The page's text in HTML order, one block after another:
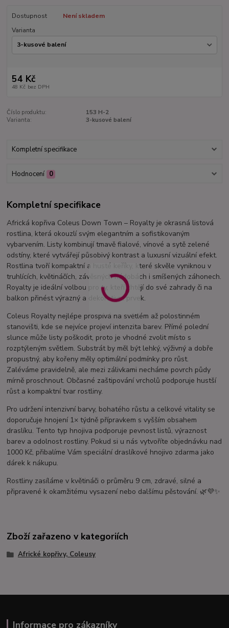
Dostupnost
Není skladem
Varianta
54 Kč
48 Kč bez DPH
Číslo produktu:
153 H-2
Varianta:
3-kusové balení
Kompletní specifikace
Hodnocení 0
Kompletní specifikace
Africká kopřiva Coleus Down Town – Royalty je okrasná listová
rostlina, která okouzlí svým elegantním a sofistikovaným
vybarvením. Listy kombinují tmavě fialové, vínové a sytě zelené
odstíny, které vytvářejí působivý kontrast a luxusní vizuální efekt.
Rostlina tvoří kompaktní a husté keříky, které skvěle vyniknou v
truhlících, květináčích, závěsných nádobách i smíšených záhonech.
Royalty je ideální volbou pro ty, kteří chtějí do své zahrady či na
balkon přinést výrazný a dekorativní prvek.
Coleus Royalty nejlépe prospívá na světlém až polostinném
stanovišti, kde se nejvíce projeví intenzita barev. Přímé polední
slunce může listy poškodit, proto je vhodné zvolit místo s
rozptýleným světlem. Substrát by měl být lehký, výživný a dobře
propustný, aby kořeny měly optimální podmínky pro růst.
Zaléváme pravidelně, ale mezi zálivkami necháme povrch půdy
mírně proschnout. Občasné zaštipování vrcholů podporuje hustší
růst a kompaktní tvar rostliny.
Pro udržení intenzivní barvy, bohatého růstu a celkové vitality se
doporučuje hnojení 1× týdně přípravkem s vyšším obsahem
draslíku. Tento typ hnojiva podporuje pevnost listů, výraznost
barev a odolnost rostliny. Pokud si u nás vytvoříte objednávku nad
1000 Kč, přibalíme Vám speciální draslíkové hnojivo zdarma jako
dárek k nákupu.
Rostliny zasíláme v květináči o průměru 9 cm, zdravé, silné a
připravené k okamžitému vysazení nebo dalšímu pěstování. 🌿💜✨
Zboží zařazeno v kategoriích
Africké kopřivy, Coleusy
Informace pro zákazníky